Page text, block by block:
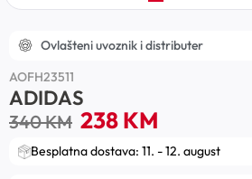
Ovlašteni uvoznik i distributer
AOFH23511
ADIDAS
340KM 238KM
Besplatna dostava: 11. - 12. august